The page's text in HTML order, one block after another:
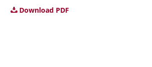
Download PDF